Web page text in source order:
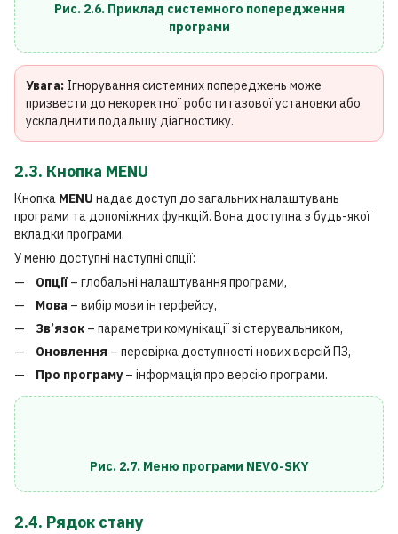
Рис. 2.6. Приклад системного попередження
програми
Увага: Ігнорування системних попереджень може
призвести до некоректної роботи газової установки або
ускладнити подальшу діагностику.
2.3. Кнопка MENU
Кнопка MENU надає доступ до загальних налаштувань
програми та допоміжних функцій. Вона доступна з будь-якої
вкладки програми.
У меню доступні наступні опції:
Опції – глобальні налаштування програми,
Мова – вибір мови інтерфейсу,
Зв’язок – параметри комунікації зі стерувальником,
Оновлення – перевірка доступності нових версій ПЗ,
Про програму– інформація про версію програми.
Рис. 2.7. Меню програми NEVO-SKY
2.4. Рядок стану